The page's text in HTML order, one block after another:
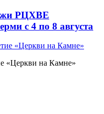
РЦХВЕ
с 4 по 8 августа
«Церкви на Камне»